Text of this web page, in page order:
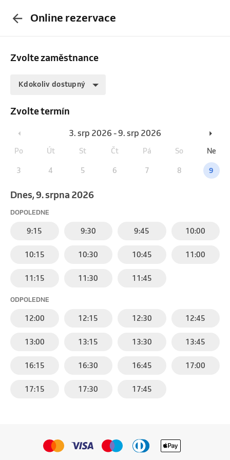
Online rezervace
Zvolte zaměstnance
Kdokoliv dostupný
Zvolte termín
3. srp 2026 - 9. srp 2026
Po Út St Čt Pá So Ne
3 4 5 6 7 8 9
Dnes, 9. srpna 2026
DOPOLEDNE
9:15 9:30 9:45 10:00
10:15 10:30 10:45 11:00
11:15 11:30 11:45
ODPOLEDNE
12:00 12:15 12:30 12:45
13:00 13:15 13:30 13:45
16:15 16:30 16:45 17:00
17:15 17:30 17:45